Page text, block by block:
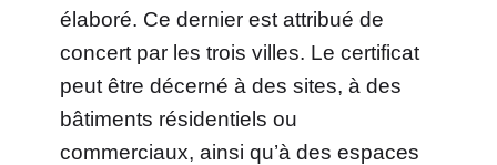
élaboré. Ce dernier est attribué de
concert par les trois villes. Le certificat
peut être décerné à des sites, à des
bâtiments résidentiels ou
commerciaux, ainsi qu’à des espaces